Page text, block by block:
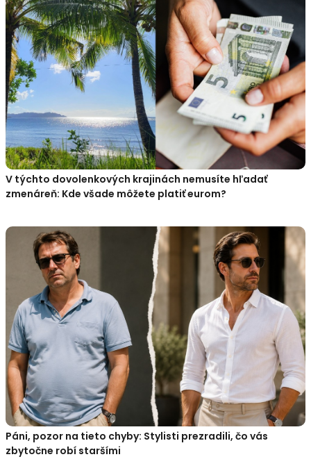
V týchto dovolenkových krajinách nemusíte hľadať
zmenáreň: Kde všade môžete platiť eurom?
Páni, pozor na tieto chyby: Stylisti prezradili, čo vás
zbytočne robí staršími